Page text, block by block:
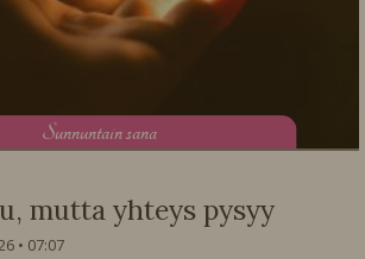
Sunnuntain sana
mutta yhteys pysyy
07:07